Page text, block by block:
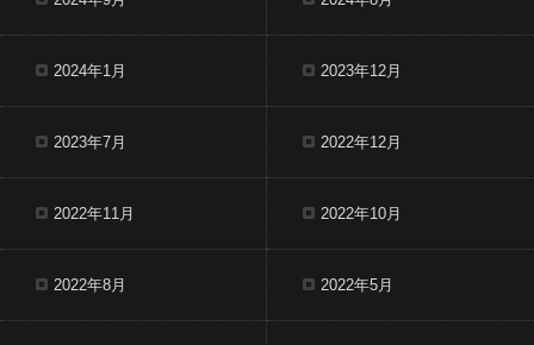
2024年1月 2023年12月
2023年7月 2022年12月
2022年11月 2022年10月
2022年8月 2022年5月